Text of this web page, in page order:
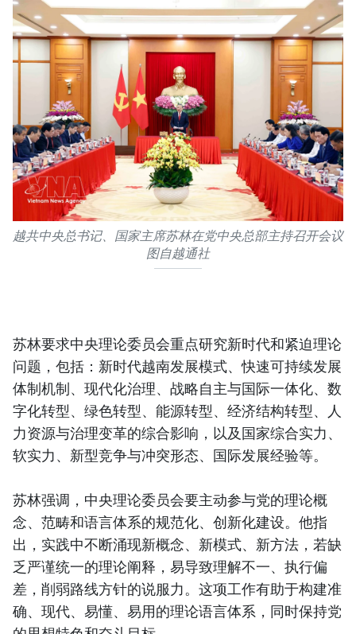
越共中央总书记、国家主席苏林在党中央总部主持召开会议
图自越通社
苏林要求中央理论委员会重点研究新时代和紧迫理论
问题，包括：新时代越南发展模式、快速可持续发展
体制机制、现代化治理、战略自主与国际一体化、数
字化转型、绿色转型、能源转型、经济结构转型、人
力资源与治理变革的综合影响，以及国家综合实力、
软实力、新型竞争与冲突形态、国际发展经验等。
苏林强调，中央理论委员会要主动参与党的理论概
念、范畴和语言体系的规范化、创新化建设。他指
出，实践中不断涌现新概念、新模式、新方法，若缺
乏严谨统一的理论阐释，易导致理解不一、执行偏
差，削弱路线方针的说服力。这项工作有助于构建准
确、现代、易懂、易用的理论语言体系，同时保持党